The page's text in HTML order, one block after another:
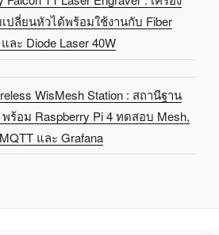
เปลี่ยนหัวได้พร้อมใช้งานกับ Fiber
ละ Diode Laser 40W
WisMesh Station : สถานีฐาน
พร้อม Raspberry Pi 4 ทดสอบ Mesh,
และ Grafana